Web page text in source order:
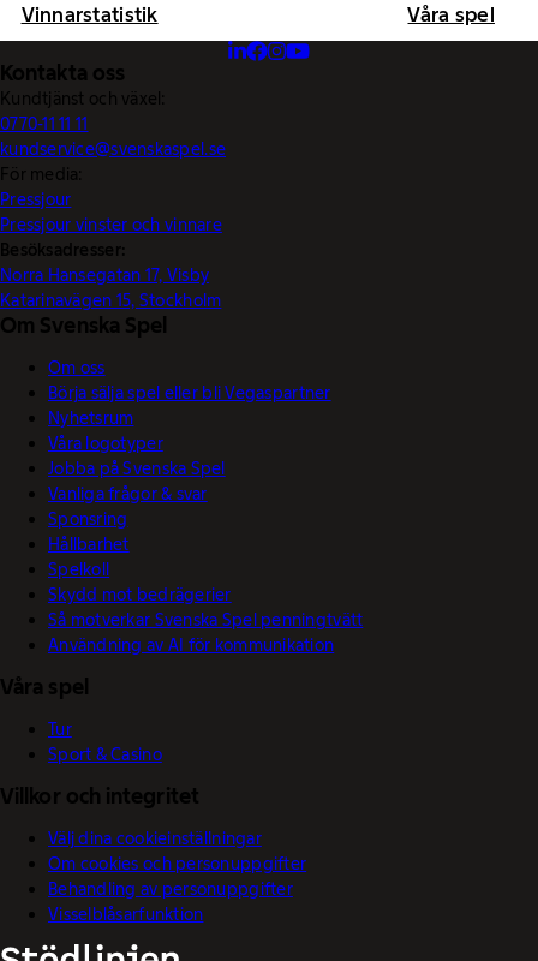
Vinnarstatistik Våra spel
Kontakta oss
Kundtjänst och växel:
0770-11 11 11
kundservice@svenskaspel.se
För media:
Pressjour
Pressjour vinster och vinnare
Besöksadresser:
Norra Hansegatan 17, Visby
Katarinavägen 15, Stockholm
Om Svenska Spel
Om oss
Börja sälja spel eller bli Vegaspartner
Nyhetsrum
Våra logotyper
Jobba på Svenska Spel
Vanliga frågor & svar
Sponsring
Hållbarhet
Spelkoll
Skydd mot bedrägerier
Så motverkar Svenska Spel penningtvätt
Användning av AI för kommunikation
Våra spel
Tur
Sport & Casino
Villkor och integritet
Välj dina cookieinställningar
Om cookies och personuppgifter
Behandling av personuppgifter
Visselblåsarfunktion